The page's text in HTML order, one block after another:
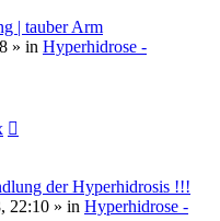
| tauber Arm
» in Hyperhidrose -
der Hyperhidrosis !!!
22:10 » in Hyperhidrose -